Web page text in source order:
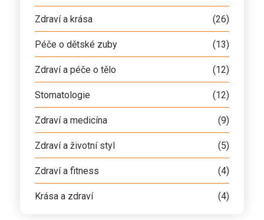
Zdraví a krása (26)
Péče o dětské zuby (13)
Zdraví a péče o tělo (12)
Stomatologie (12)
Zdraví a medicína (9)
Zdraví a životní styl (5)
Zdraví a fitness (4)
Krása a zdraví (4)